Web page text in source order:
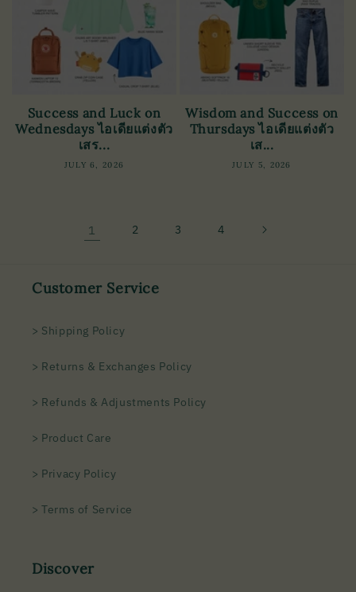
Success and Luck on
Wednesdays ไอเดียแต่งตัว
เสร...
JULY 6, 2026
Wisdom and Success on
Thursdays ไอเดียแต่งตัว
เส...
JULY 5, 2026
1 2 3 4
Customer Service
> Shipping Policy
> Returns & Exchanges Policy
> Refunds & Adjustments Policy
> Product Care
> Privacy Policy
> Terms of Service
Discover